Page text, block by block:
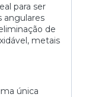
para ser
angulares
de
metais
única